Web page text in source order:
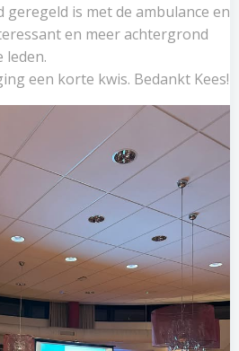
is met de ambulance en
en meer achtergrond
leden.
een korte kwis. Bedankt Kees!